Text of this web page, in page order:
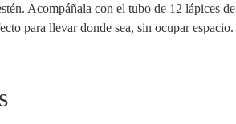
Acompáñala con el tubo de 12 lápices de
para llevar donde sea, sin ocupar espacio.